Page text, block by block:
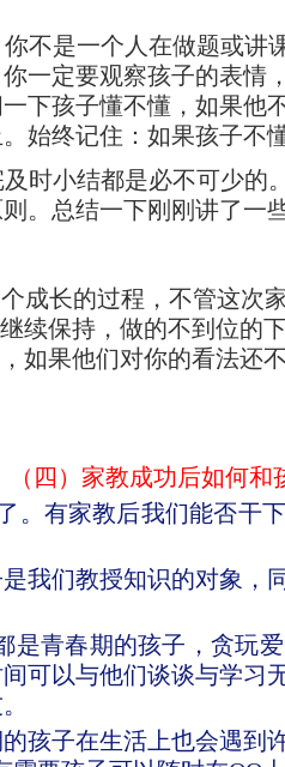
不是一个人在做题或讲
一定要观察孩子的表情
下孩子懂不懂，如果他
始终记住：如果孩子不
时小结都是必不可少的
。总结一下刚刚讲了一
成长的过程，不管这次
续保持，做的不到位的
如果他们对你的看法还
（四）家教成功后如何和
。有家教后我们能否干
我们教授知识的对象，
是青春期的孩子，贪玩
可以与他们谈谈与学习
孩子在生活上也会遇到